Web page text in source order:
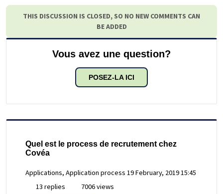
THIS DISCUSSION IS CLOSED, SO NO NEW COMMENTS CAN
BE ADDED
Vous avez une question?
POSEZ-LA ICI
Quel est le process de recrutement chez
Covéa
Applications, Application process 19 February, 2019 15:45
13 replies
7006 views